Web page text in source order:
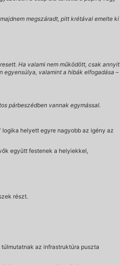
megszáradt, pitt krétával emelte ki
Ha valami nem működött, csak annyit
egyensúlya, valamint a hibák elfogadása –
párbeszédben vannak egymással.
helyett egyre nagyobb az igény az
együtt festenek a helyiekkel,
részt.
az infrastruktúra puszta